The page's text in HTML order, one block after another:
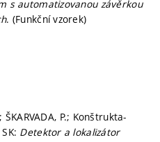
s automatizovanou závěrkou
. (Funkční vzorek)
ŠKARVADA, P.; Konštrukta-
Detektor a lokalizátor